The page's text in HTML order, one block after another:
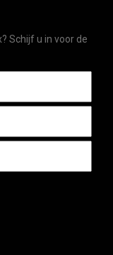
Schijf u in voor de